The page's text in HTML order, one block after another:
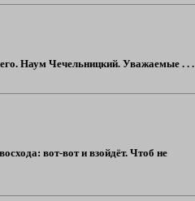
Наум Чечельницкий. Уважаемые . . .
вот-вот и взойдёт. Чтоб не